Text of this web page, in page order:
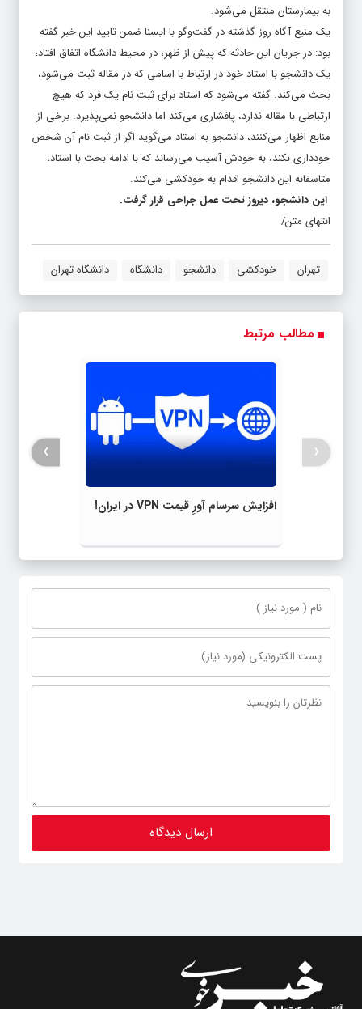
به بیمارستان منتقل می‌شود.
یک منبع آگاه روز گذشته در گفت‌وگو با ایسنا ضمن تایید این خبر گفته
بود: در جریان این حادثه که پیش از ظهر، در محیط دانشگاه اتفاق افتاد،
یک دانشجو با استاد خود در ارتباط با اسامی که در مقاله ثبت می‌شود،
بحث می‌کند. گفته می‌شود که استاد برای ثبت نام یک فرد که هیچ
ارتباطی با مقاله ندارد، پافشاری می‌کند اما دانشجو نمی‌پذیرد. برخی از
منابع اظهار می‌کنند، دانشجو به استاد می‌گوید اگر از ثبت نام آن شخص
خودداری نکند، به خودش آسیب می‌رساند که با ادامه بحث با استاد،
متاسفانه این دانشجو اقدام به خودکشی می‌کند.
این دانشجو، دیروز تحت عمل جراحی قرار گرفت.
انتهای متن/
تهران خودکشی دانشجو دانشگاه دانشگاه تهران
مطالب مرتبط
افزایش سرسام آورِ قیمت VPN در ایران!
‹
›